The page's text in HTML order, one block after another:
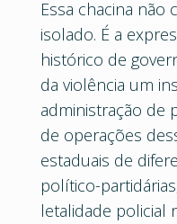
Essa chacina não
isolado. É a
histórico de
da violência um
administração de
de operações
estaduais de
político-
letalidade policial